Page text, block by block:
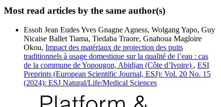
Most read articles by the same author(s)
Essoh Jean Eudes Yves Gnagne Agness, Wolgang Yapo, Guy
Nicaise Ballet Tiama, Tiedaba Traore, Gnahoua Magloire
Okou, Impact des matériaux de protection des puits
traditionnels à usage domestique sur la qualité de l’eau : cas
de la commune de Yopougon, Abidjan (Côte d’Ivoire) , ESI
Preprints (European Scientific Journal, ESJ): Vol. 20 No. 15
(2024): ESJ Natural/Life/Medical Sciences